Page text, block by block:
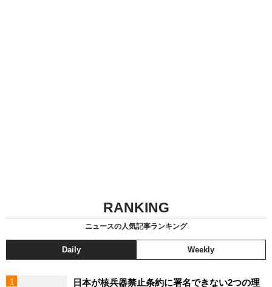
RANKING
ニュースの人気記事ランキング
Daily Weekly
日本が核兵器禁止条約に署名できない2つの理